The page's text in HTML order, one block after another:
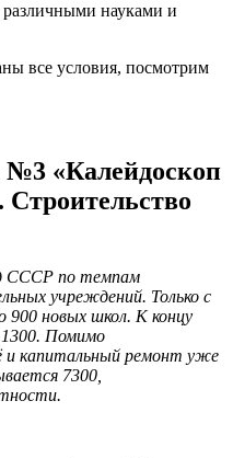
различными науками и
все условия, посмотрим
№3 «Калейдоскоп
Строительство
СССР по темпам
учреждений. Только с
900 новых школ. К концу
Помимо
и капитальный ремонт уже
7300,